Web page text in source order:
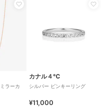
ラーカ
カナル４℃
シルバー ピンキーリング
¥11,000